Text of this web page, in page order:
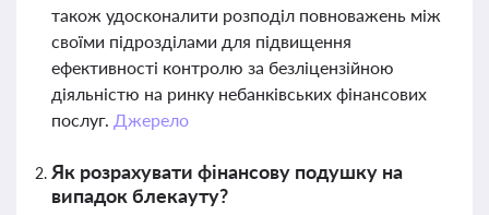
також удосконалити розподіл повноважень між
своїми підрозділами для підвищення
ефективності контролю за безліцензійною
діяльністю на ринку небанківських фінансових
послуг. Джерело
Як розрахувати фінансову подушку на
випадок блекауту?